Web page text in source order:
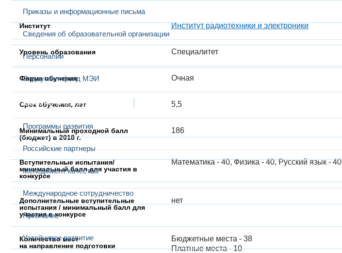
Приказы и информационные письма
Сведения об образовательной организации
Персоналии
Эндаумент-фонд МЭИ
Развитие и сотрудничество
Программы развития
Российские партнеры
Менеджмент качества
Международное сотрудничество
Признание
Устойчивое развитие
Институт Институт радиотехники и электроники
Уровень образования Специалитет
Форма обучения Очная
Срок обучения, лет 5,5
Минимальный проходной балл
(бюджет) в 2018 г.
186
Вступительные испытания/
минимальный балл для участия в
конкурсе
Математика - 40, Физика - 40, Русский язык - 40
Дополнительные вступительные
испытания / минимальный балл для
участия в конкурсе
нет
Количество мест
на направление подготовки
Бюджетные места - 38
Платные места - 10